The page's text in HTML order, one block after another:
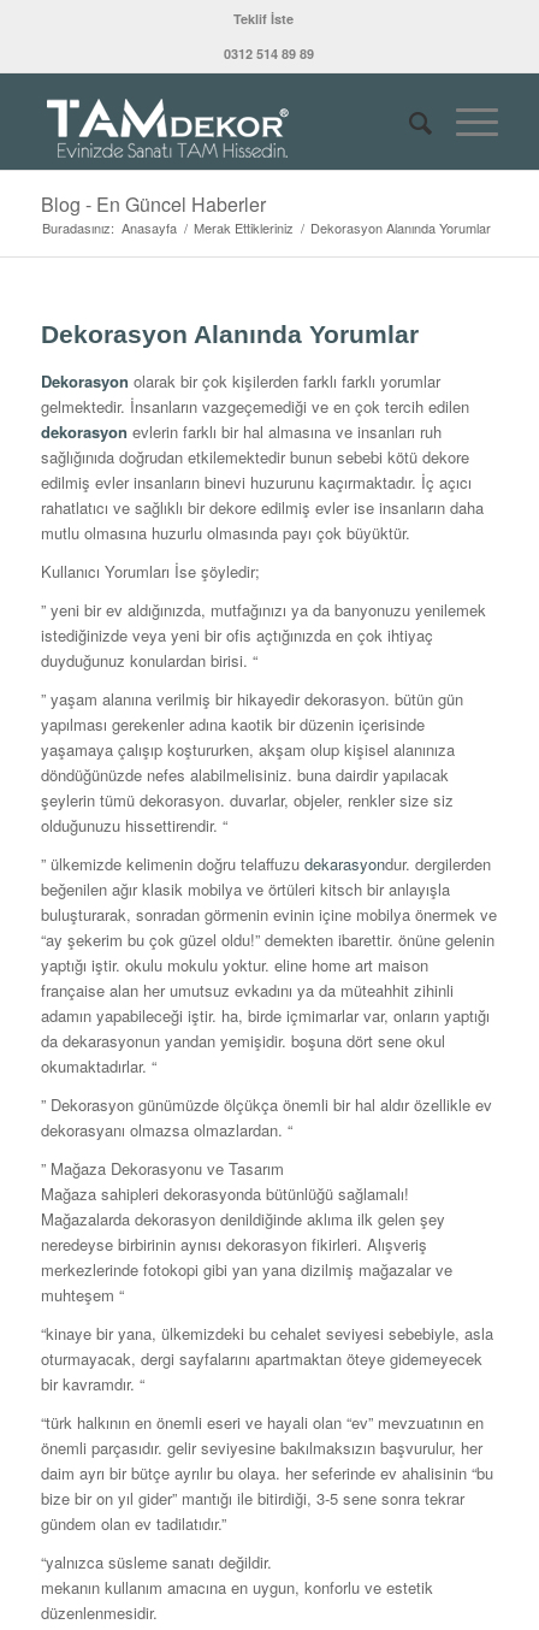
Teklif İste
0312 514 89 89
Blog - En Güncel Haberler
Buradasınız: Anasayfa / Merak Ettikleriniz / Dekorasyon Alanında Yorumlar
Dekorasyon Alanında Yorumlar
Dekorasyon olarak bir çok kişilerden farklı farklı yorumlar
gelmektedir. İnsanların vazgeçemediği ve en çok tercih edilen
dekorasyon evlerin farklı bir hal almasına ve insanları ruh
sağlığınıda doğrudan etkilemektedir bunun sebebi kötü dekore
edilmiş evler insanların binevi huzurunu kaçırmaktadır. İç açıcı
rahatlatıcı ve sağlıklı bir dekore edilmiş evler ise insanların daha
mutlu olmasına huzurlu olmasında payı çok büyüktür.
Kullanıcı Yorumları İse şöyledir;
” yeni bir ev aldığınızda, mutfağınızı ya da banyonuzu yenilemek
istediğinizde veya yeni bir ofis açtığınızda en çok ihtiyaç
duyduğunuz konulardan birisi. “
” yaşam alanına verilmiş bir hikayedir dekorasyon. bütün gün
yapılması gerekenler adına kaotik bir düzenin içerisinde
yaşamaya çalışıp koştururken, akşam olup kişisel alanınıza
döndüğünüzde nefes alabilmelisiniz. buna dairdir yapılacak
şeylerin tümü dekorasyon. duvarlar, objeler, renkler size siz
olduğunuzu hissettirendir. “
” ülkemizde kelimenin doğru telaffuzu dekarasyondur. dergilerden
beğenilen ağır klasik mobilya ve örtüleri kitsch bir anlayışla
buluşturarak, sonradan görmenin evinin içine mobilya önermek ve
“ay şekerim bu çok güzel oldu!” demekten ibarettir. önüne gelenin
yaptığı iştir. okulu mokulu yoktur. eline home art maison
française alan her umutsuz evkadını ya da müteahhit zihinli
adamın yapabileceği iştir. ha, birde içmimarlar var, onların yaptığı
da dekarasyonun yandan yemişidir. boşuna dört sene okul
okumaktadırlar. “
” Dekorasyon günümüzde ölçükça önemli bir hal aldır özellikle ev
dekorasyanı olmazsa olmazlardan. “
” Mağaza Dekorasyonu ve Tasarım
Mağaza sahipleri dekorasyonda bütünlüğü sağlamalı!
Mağazalarda dekorasyon denildiğinde aklıma ilk gelen şey
neredeyse birbirinin aynısı dekorasyon fikirleri. Alışveriş
merkezlerinde fotokopi gibi yan yana dizilmiş mağazalar ve
muhteşem “
“kinaye bir yana, ülkemizdeki bu cehalet seviyesi sebebiyle, asla
oturmayacak, dergi sayfalarını apartmaktan öteye gidemeyecek
bir kavramdır. “
“türk halkının en önemli eseri ve hayali olan “ev” mevzuatının en
önemli parçasıdır. gelir seviyesine bakılmaksızın başvurulur, her
daim ayrı bir bütçe ayrılır bu olaya. her seferinde ev ahalisinin “bu
bize bir on yıl gider” mantığı ile bitirdiği, 3-5 sene sonra tekrar
gündem olan ev tadilatıdır.”
“yalnızca süsleme sanatı değildir.
mekanın kullanım amacına en uygun, konforlu ve estetik
düzenlenmesidir.